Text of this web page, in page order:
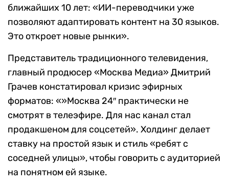
ближайших 10 лет: «ИИ-переводчики уже
позволяют адаптировать контент на 30 языков.
Это откроет новые рынки».
Представитель традиционного телевидения,
главный продюсер «Москва Медиа» Дмитрий
Грачев констатировал кризис эфирных
форматов: «»Москва 24″ практически не
смотрят в телеэфире. Для нас канал стал
продакшеном для соцсетей». Холдинг делает
ставку на простой язык и стиль «ребят с
соседней улицы», чтобы говорить с аудиторией
на понятном ей языке.